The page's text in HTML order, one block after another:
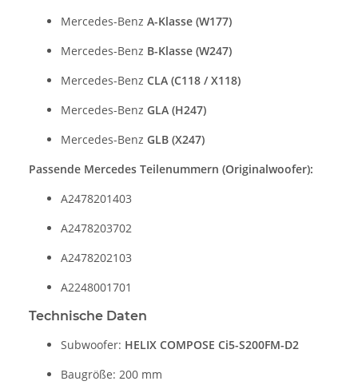
Mercedes-Benz A-Klasse (W177)
Mercedes-Benz B-Klasse (W247)
Mercedes-Benz CLA (C118 / X118)
Mercedes-Benz GLA (H247)
Mercedes-Benz GLB (X247)
Passende Mercedes Teilenummern (Originalwoofer):
A2478201403
A2478203702
A2478202103
A2248001701
Technische Daten
Subwoofer: HELIX COMPOSE Ci5-S200FM-D2
Baugröße: 200 mm